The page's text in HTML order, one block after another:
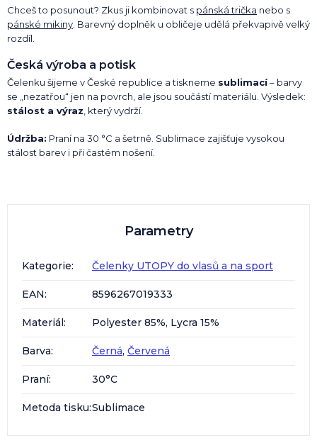
Chceš to posunout? Zkus ji kombinovat s pánská trička nebo s
pánské mikiny . Barevný doplněk u obličeje udělá překvapivě velký
rozdíl.
Česká výroba a potisk
Čelenku šijeme v České republice a tiskneme sublimací– barvy
se „nezatřou“ jen na povrch, ale jsou součástí materiálu. Výsledek:
stálost a výraz , který vydrží.
Údržba: Praní na 30 °C a šetrně. Sublimace zajišťuje vysokou
stálost barev i při častém nošení.
Parametry
Kategorie: Čelenky UTOPY do vlasů a na sport
EAN: 8596267019333
Materiál: Polyester 85%, Lycra 15%
Barva: Černá, Červená
Praní: 30°C
Metoda tisku:Sublimace